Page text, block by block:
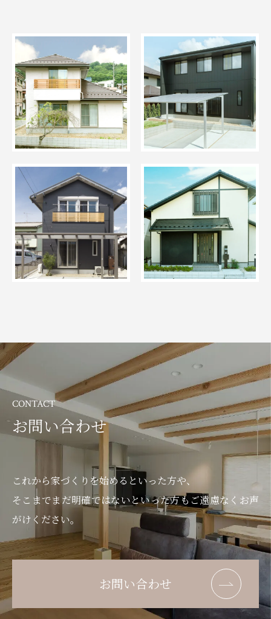
CONTACT
お問い合わせ
これから家づくりを始めるといった方や、
そこまでまだ明確ではないといった方もご遠慮なくお声
がけください。
お問い合わせ